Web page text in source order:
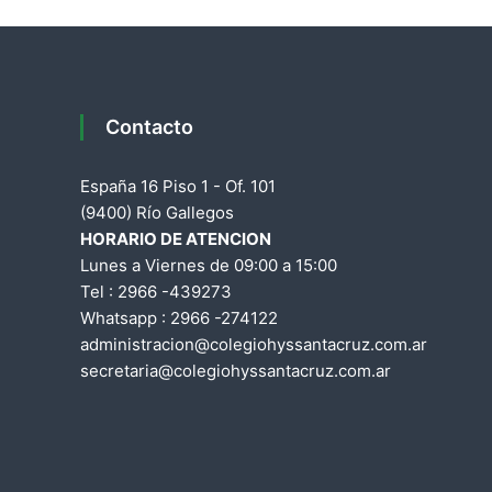
v
g
a
c
i
ó
n
Contacto
España 16 Piso 1 - Of. 101
(9400) Río Gallegos
HORARIO DE ATENCION
Lunes a Viernes de 09:00 a 15:00
Tel : 2966 -439273
Whatsapp : 2966 -274122
administracion@colegiohyssantacruz.com.ar
secretaria@colegiohyssantacruz.com.ar